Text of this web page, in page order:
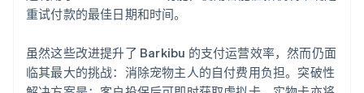
重试付款的最佳日期和时间。
虽然这些改进提升了 Barkibu 的支付运营效率，然而仍面
临其最大的挑战：消除宠物主人的自付费用负担。突破性